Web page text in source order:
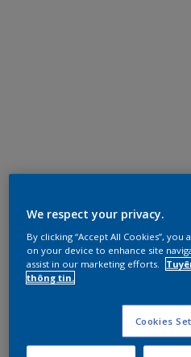
We respect your privacy.
By clicking “Accept All Cookies”,
on your device to enhance site
assist in our marketing efforts.
thông tin.
Cookies